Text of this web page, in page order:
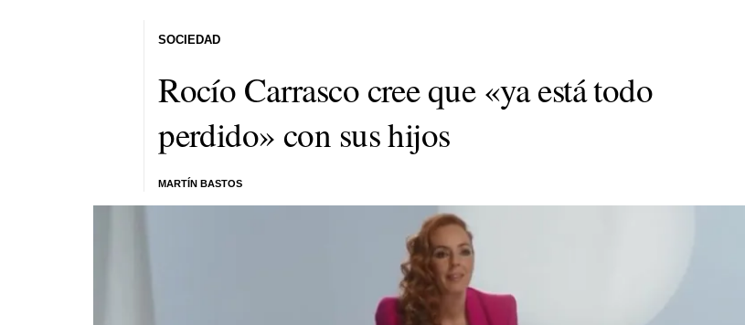
Rocío Carrasco cree que «ya está todo
perdido» con sus hijos
MARTÍN BASTOS
SOCIEDAD